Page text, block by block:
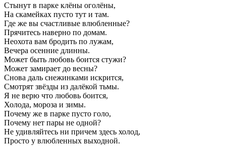
Стынут в парке клёны оголёны,
На скамейках пусто тут и там.
Где же вы счастливые влюбленные?
Прячитесь наверно по домам.
Неохота вам бродить по лужам,
Вечера осенние длинны.
Может быть любовь боится стужи?
Может замирает до весны?
Снова даль снежинками искрится,
Смотрят звёзды из далёкой тьмы.
Я не верю что любовь боится,
Холода, мороза и зимы.
Почему же в парке пусто голо,
Почему нет пары не одной?
Не удивляйтесь ни причем здесь холод,
Просто у влюбленных выходной.